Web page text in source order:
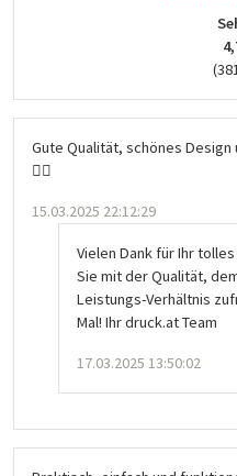
Gute Qualität, schönes Design
👍🏻
15.03.2025 22:12:29
Vielen Dank für Ihr
Sie mit der Qualität,
Leistungs-Verhältnis
Mal! Ihr druck.at Team
17.03.2025 13:50:02